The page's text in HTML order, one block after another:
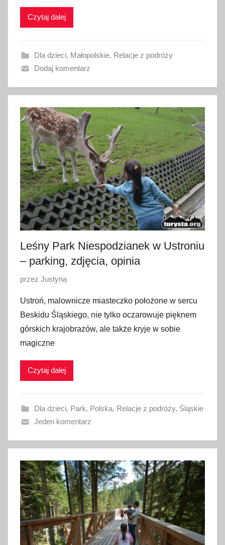
i
a
n
1
3
m
a
r
c
a
2
0
2
4
Czytaj dalej
Dla dzieci, Małopolskie, Relacje z podróży
Dodaj komentarz
Leśny Park Niespodzianek w Ustroniu
– parking, zdjęcia, opinia
O
u
b
l
i
w
n
o
0
p
a
ź
d
z
i
e
przez Justyna
Ustroń, malownicze miasteczko położone w sercu
Beskidu Śląskiego, nie tylko oczarowuje pięknem
górskich krajobrazów, ale także kryje w sobie
magiczne
Czytaj dalej
Dla dzieci, Park, Polska, Relacje z podróży, Śląskie
Jeden komentarz